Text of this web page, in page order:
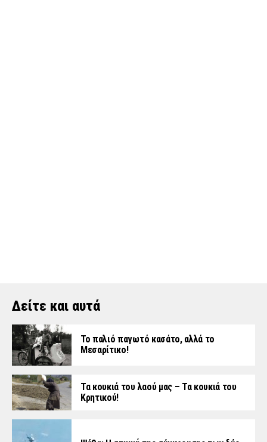
Δείτε και αυτά
Το παλιό παγωτό κασάτο, αλλά το
Μεσαρίτικο!
Τα κουκιά του λαού μας – Τα κουκιά του
Κρητικού!